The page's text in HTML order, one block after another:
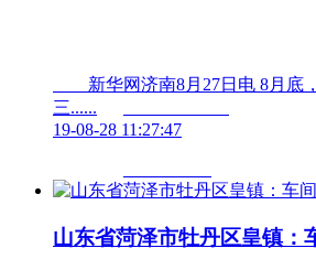
新华网济南8月27日电 8月底
19-08-28 11:27:47
山东省菏泽市牡丹区皇镇：